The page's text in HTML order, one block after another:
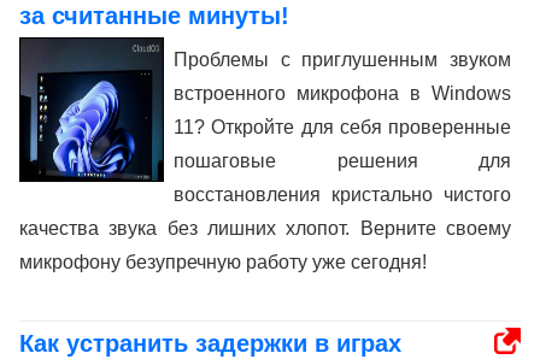
за считанные минуты!
Проблемы с приглушенным звуком
встроенного микрофона в Windows
11? Откройте для себя проверенные
пошаговые решения для
восстановления кристально чистого
качества звука без лишних хлопот. Верните своему
микрофону безупречную работу уже сегодня!
Как устранить задержки в играх